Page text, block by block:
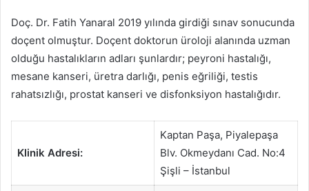
Doç. Dr. Fatih Yanaral 2019 yılında girdiği sınav sonucunda
doçent olmuştur. Doçent doktorun üroloji alanında uzman
olduğu hastalıkların adları şunlardır; peyroni hastalığı,
mesane kanseri, üretra darlığı, penis eğriliği, testis
rahatsızlığı, prostat kanseri ve disfonksiyon hastalığıdır.
Klinik Adresi:
Kaptan Paşa, Piyalepaşa
Blv. Okmeydanı Cad. No:4
Şişli – İstanbul